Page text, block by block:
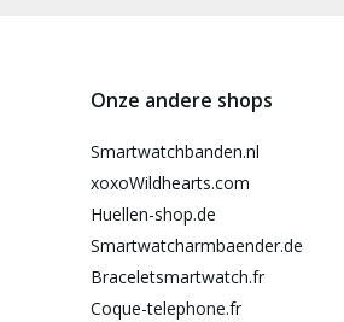
Onze andere shops
Smartwatchbanden.nl
xoxoWildhearts.com
Huellen-shop.de
Smartwatcharmbaender.de
Braceletsmartwatch.fr
Coque-telephone.fr